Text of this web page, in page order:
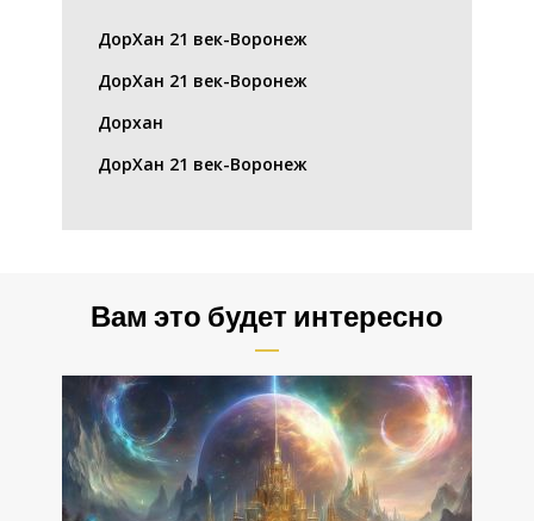
ДорХан 21 век-Воронеж
ДорХан 21 век-Воронеж
Дорхан
ДорХан 21 век-Воронеж
Вам это будет интересно